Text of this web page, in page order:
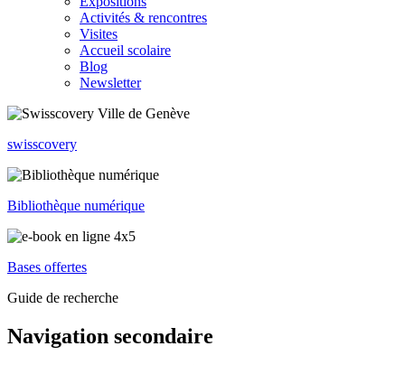
Activités & rencontres
Visites
Accueil scolaire
Blog
Newsletter
swisscovery
Bibliothèque numérique
Bases offertes
Guide de recherche
Navigation secondaire